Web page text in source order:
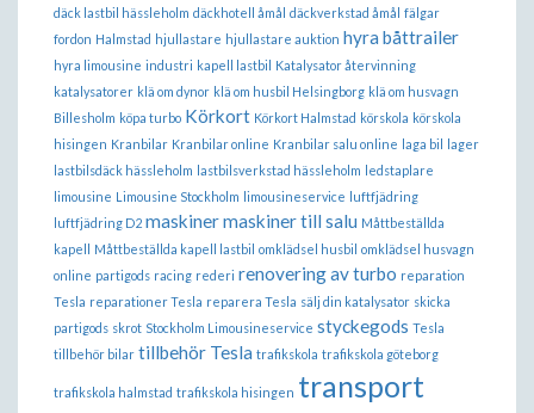
däck lastbil hässleholm däckhotell åmål däckverkstad åmål fälgar
fordon Halmstad hjullastare hjullastare auktion hyra båttrailer
hyra limousine industri kapell lastbil Katalysator återvinning
katalysatorer klä om dynor klä om husbil Helsingborg klä om husvagn
Billesholm köpa turbo Körkort Körkort Halmstad körskola körskola
hisingen Kranbilar Kranbilar online Kranbilar salu online laga bil lager
lastbilsdäck hässleholm lastbilsverkstad hässleholm ledstaplare
limousine Limousine Stockholm limousineservice luftfjädring
luftfjädring D2 maskinermaskiner till salu Måttbeställda
kapell Måttbeställda kapell lastbil omklädsel husbil omklädsel husvagn
online partigods racing rederi renovering av turbo reparation
Tesla reparationer Tesla reparera Tesla sälj din katalysator skicka
partigods skrot Stockholm Limousineservice styckegods Tesla
tillbehör bilar tillbehör Tesla trafikskola trafikskola göteborg
trafikskola halmstad trafikskola hisingen transport